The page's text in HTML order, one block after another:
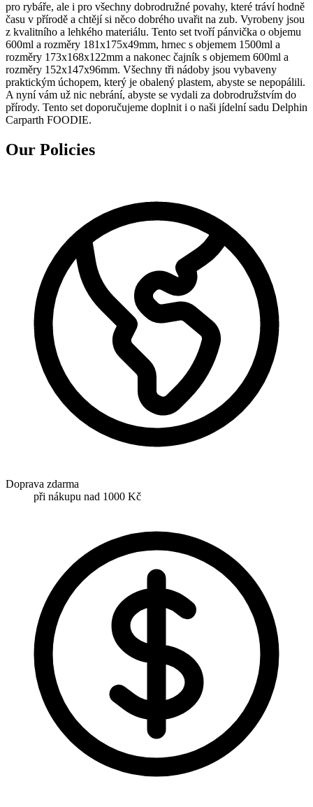
pro rybáře, ale i pro všechny dobrodružné povahy, které tráví hodně
času v přírodě a chtějí si něco dobrého uvařit na zub. Vyrobeny jsou
z kvalitního a lehkého materiálu. Tento set tvoří pánvička o objemu
600ml a rozměry 181x175x49mm, hrnec s objemem 1500ml a
rozměry 173x168x122mm a nakonec čajník s objemem 600ml a
rozměry 152x147x96mm. Všechny tři nádoby jsou vybaveny
praktickým úchopem, který je obalený plastem, abyste se nepopálili.
A nyní vám už nic nebrání, abyste se vydali za dobrodružstvím do
přírody. Tento set doporučujeme doplnit i o naši jídelní sadu Delphin
Carparth FOODIE.
Our Policies
Doprava zdarma
při nákupu nad 1000 Kč